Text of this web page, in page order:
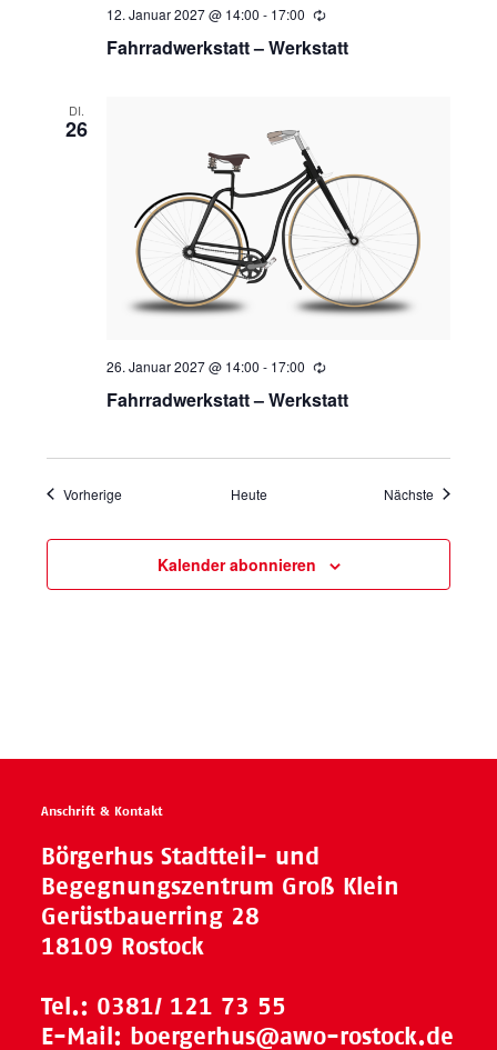
Fahrradwerkstatt – Werkstatt
12. Januar 2027 @ 14:00 - 17:00 Wiederholung
DI.
26
Fahrradwerkstatt – Werkstatt
26. Januar 2027 @ 14:00 - 17:00 Wiederholung
VorherigeVeranstaltungen Heute Nächste
Kalender abonnieren
Anschrift & Kontakt
Börgerhus Stadtteil- und
Begegnungszentrum Groß Klein
Gerüstbauerring 28
18109 Rostock
Tel.: 0381/ 121 73 55
E-Mail: boergerhus@awo-rostock.de